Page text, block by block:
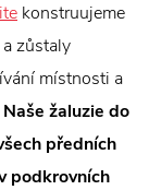
konstruujeme
zůstaly
místnosti a
Naše žaluzie do
předních
podkrovních